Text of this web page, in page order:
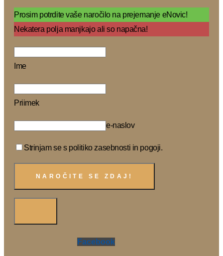
Prosim potrdite vaše naročilo na prejemanje eNovic!
Nekatera polja manjkajo ali so napačna!
Ime
Priimek
e-naslov
Strinjam se s politiko zasebnosti in pogoji.
Facebook